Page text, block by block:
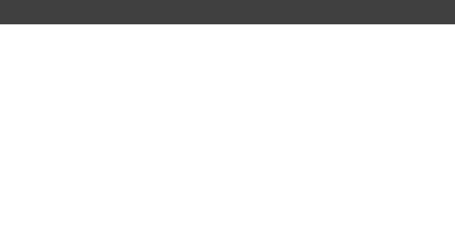
discovered along the